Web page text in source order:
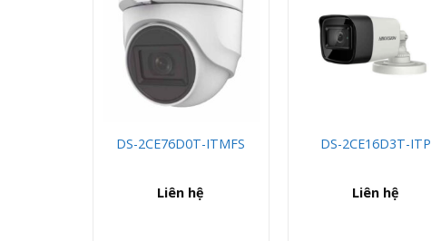
DS-2CE76D0T-ITMFS
Liên hệ
DS-2CE16D3T-ITP
Liên hệ